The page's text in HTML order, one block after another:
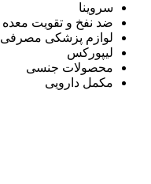
سروینا
ضد نفخ و تقویت معده
لوازم پزشکی مصرفی
لیپورکس
محصولات جنسی
مکمل دارویی